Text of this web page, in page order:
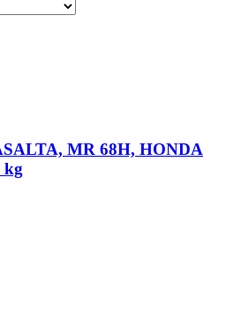
MR 68H, HONDA
kg